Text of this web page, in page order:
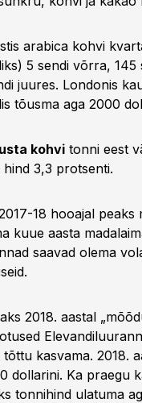
arabica kohvi
5 sendi võrra,
juures. Londonis
tõusma aga 2000
kohvi tonni eest
3,3 protsenti.
18 hooajal
kuue aasta
saavad olema
2018. aastal
tõttu kasvama. 2018.
dollarini. Ka praegu
tonnihind ulatuma